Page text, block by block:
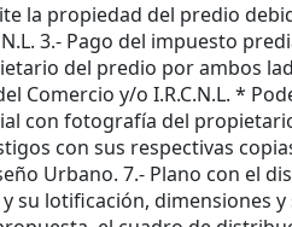
la propiedad del predio
3.- Pago del impuesto
del predio por ambos
Comercio y/o I.R.C.N.L. *
con fotografía del
con sus respectivas
Urbano. 7.- Plano con el
su lotificación, dimensiones